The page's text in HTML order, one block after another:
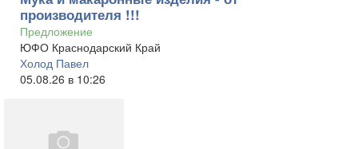
производителя !!!
Предложение
ЮФО Краснодарский Край
Холод Павел
05.08.26 в 10:26